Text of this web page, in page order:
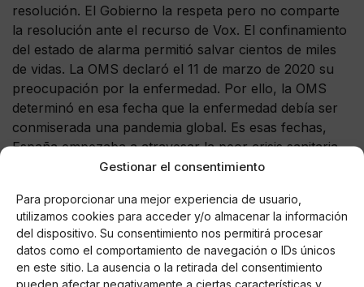
Gestionar el consentimiento
Para proporcionar una mejor experiencia de usuario,
utilizamos cookies para acceder y/o almacenar la información
del dispositivo. Su consentimiento nos permitirá procesar
datos como el comportamiento de navegación o IDs únicos
en este sitio. La ausencia o la retirada del consentimiento
pueden afectar negativamente a ciertas características y
resolución. El Gobierno la respeta pero no comparte
la resolución ante el recurso de Vox. El confinamiento
del estado de alarma permitió salvar cientos de miles
de vidas. La OMS declaró el 11 de marzo de 2020 su
preocupación por la enfermedad. Por ello, la OMS
determinó en esa fecha que la enfermedad debía ser
conmiserada una pandemia global. Es esas fechas,
España empezaba a atravesar la peor crisis sanitaria
de la historia reciente. Los números de personas
muertos al día", aseguró la ministra de Justicia, Pilar
Llop.